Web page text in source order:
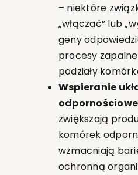
– niektóre
„włączać” lub
geny
procesy
podziały
Wspieranie
zwiększają
komórek
wzmacniają
ochronną